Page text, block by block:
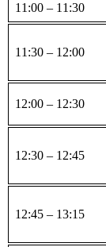
11:00 – 11:30
11:30 – 12:00
12:00 – 12:30
12:30 – 12:45
12:45 – 13:15